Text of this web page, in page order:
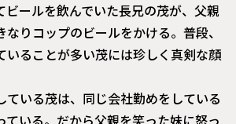
ビールを飲んでいた長兄の茂が、父親
りコップのビールをかける。普段、
いることが多い茂には珍しく真剣な顔
ている茂は、同じ会社勤めをしている
ている。だから父親を笑った妹に怒っ